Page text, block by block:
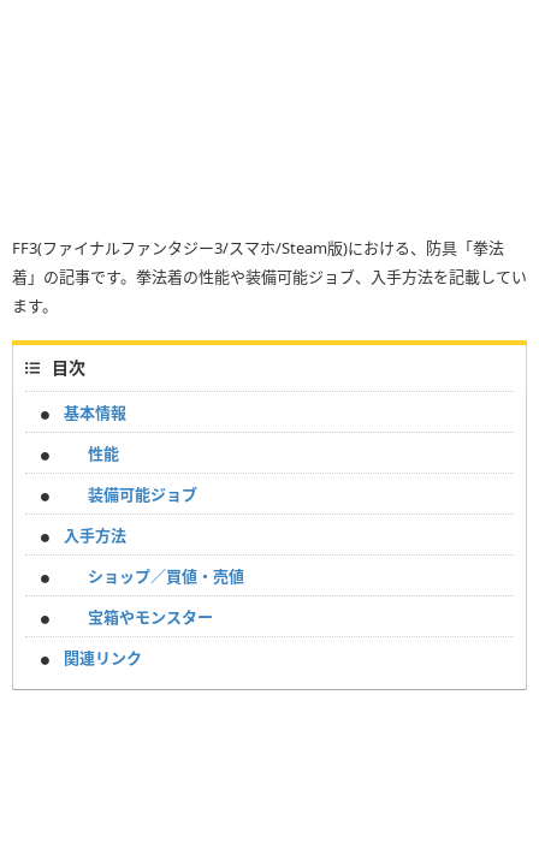
FF3(ファイナルファンタジー3/スマホ/Steam版)における、防具「拳法
着」の記事です。拳法着の性能や装備可能ジョブ、入手方法を記載してい
ます。
目次
基本情報
性能
装備可能ジョブ
入手方法
ショップ／買値・売値
宝箱やモンスター
関連リンク